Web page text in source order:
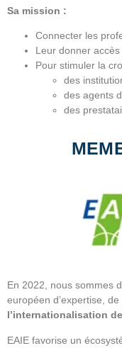
Sa mission :
Connecter les
Leur donner
Pour stimuler la
des
des agents
des
En 2022, nous sommes
européen d’expertise,
l’internationalisation
EAIE favorise un